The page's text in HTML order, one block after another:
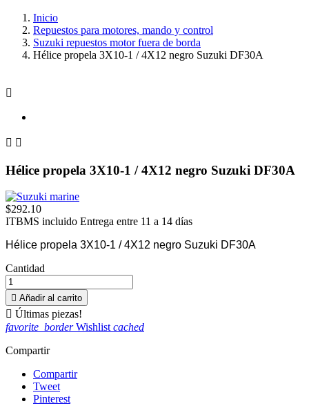
Inicio
Repuestos para motores, mando y control
Suzuki repuestos motor fuera de borda
Hélice propela 3X10-1 / 4X12 negro Suzuki DF30A

 
Hélice propela 3X10-1 / 4X12 negro Suzuki DF30A
$292.10
ITBMS incluido Entrega entre 11 a 14 días
Hélice propela 3X10-1 / 4X12 negro Suzuki DF30A
Cantidad
 Añadir al carrito
 Últimas piezas!
favorite_border Wishlist cached
Compartir
Compartir
Tweet
Pinterest